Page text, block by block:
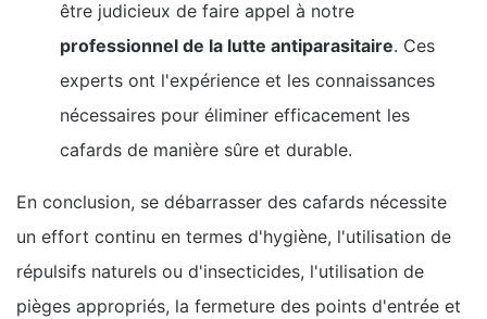
être judicieux de faire appel à notre
professionnel de la lutte antiparasitaire. Ces
experts ont l'expérience et les connaissances
nécessaires pour éliminer efficacement les
cafards de manière sûre et durable.
En conclusion, se débarrasser des cafards nécessite
un effort continu en termes d'hygiène, l'utilisation de
répulsifs naturels ou d'insecticides, l'utilisation de
pièges appropriés, la fermeture des points d'entrée et